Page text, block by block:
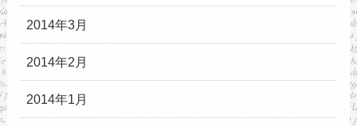
2014年3月
2014年2月
2014年1月